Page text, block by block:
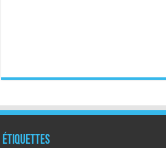
Étiquettes